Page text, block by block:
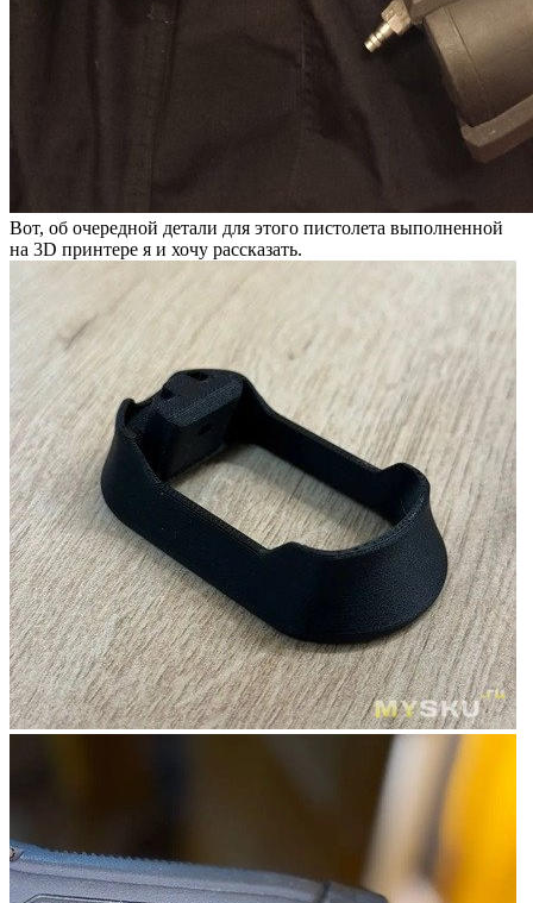
Вот, об очередной детали для этого пистолета выполненной
на 3D принтере я и хочу рассказать.